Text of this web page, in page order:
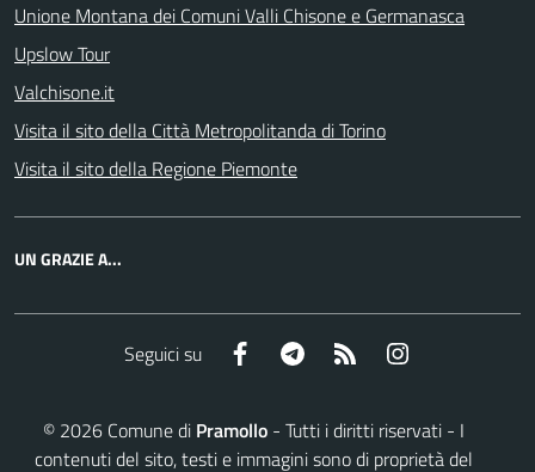
Unione Montana dei Comuni Valli Chisone e Germanasca
Upslow Tour
Valchisone.it
Visita il sito della Città Metropolitanda di Torino
Visita il sito della Regione Piemonte
UN GRAZIE A...
Seguici su Facebook Telegram RSS
© 2026Comune di Pramollo- Tutti i diritti riservati - I
contenuti del sito, testi e immagini sono di proprietà del